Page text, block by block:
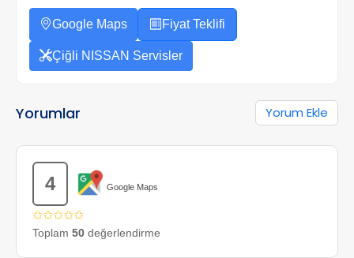
Google Maps Fiyat Teklifi
Çiğli NISSAN Servisler
Yorumlar Yorum Ekle
4 Google Maps
✩✩✩✩✩
Toplam 50 değerlendirme